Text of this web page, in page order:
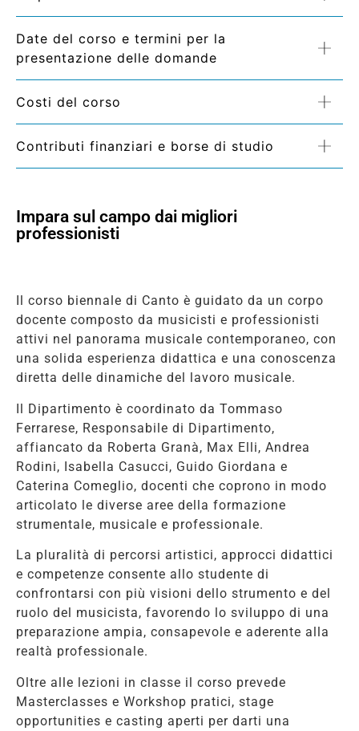
Date del corso e termini per la
presentazione delle domande
Costi del corso
Contributi finanziari e borse di studio
Impara sul campo dai migliori
professionisti
Il corso biennale di Canto è guidato da un corpo
docente composto da musicisti e professionisti
attivi nel panorama musicale contemporaneo, con
una solida esperienza didattica e una conoscenza
diretta delle dinamiche del lavoro musicale.
Il Dipartimento è coordinato da Tommaso
Ferrarese, Responsabile di Dipartimento,
affiancato da Roberta Granà, Max Elli, Andrea
Rodini, Isabella Casucci, Guido Giordana e
Caterina Comeglio, docenti che coprono in modo
articolato le diverse aree della formazione
strumentale, musicale e professionale.
La pluralità di percorsi artistici, approcci didattici
e competenze consente allo studente di
confrontarsi con più visioni dello strumento e del
ruolo del musicista, favorendo lo sviluppo di una
preparazione ampia, consapevole e aderente alla
realtà professionale.
Oltre alle lezioni in classe il corso prevede
Masterclasses e Workshop pratici, stage
opportunities e casting aperti per darti una